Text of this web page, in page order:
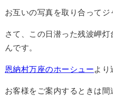
お互いの写真を取り合って
さて、この日潜った残波岬
んです。
恩納村万座のホーシューより
お客様をご案内するときは